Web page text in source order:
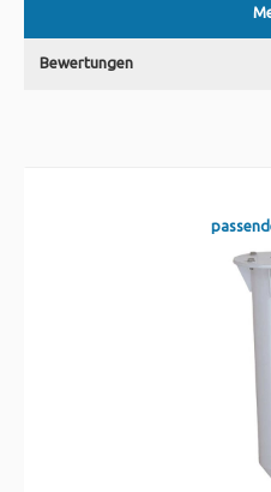
Bewertungen